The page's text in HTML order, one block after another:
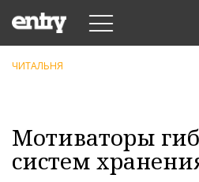
Toggle
navigation
ЧИТАЛЬНЯ
Мотиваторы
систем